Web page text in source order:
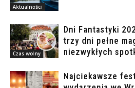
Aktualności
Czas wolny
Dni Fantastyki
trzy dni pełne
niezwykłych
Najciekawsze